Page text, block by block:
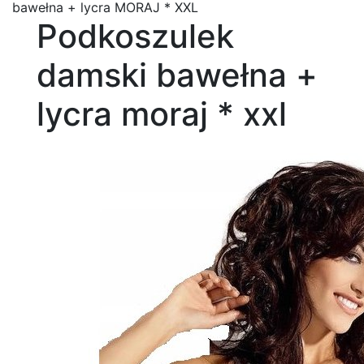
bawełna + lycra MORAJ * XXL
Podkoszulek
damski bawełna +
lycra moraj * xxl